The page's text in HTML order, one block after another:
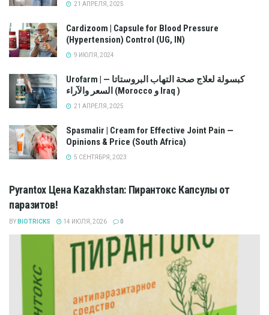
21 АПРЕЛЯ, 2025
Cardizoom | Capsule for Blood Pressure
(Hypertension) Control (UG, IN)
9 ИЮЛЯ, 2024
Urofarm | كبسولة لعلاج صحة التهاب البروستاتا —
السعر والآراء (Morocco و Iraq )
21 АПРЕЛЯ, 2025
Spasmalir | Cream for Effective Joint Pain —
Opinions & Price (South Africa)
5 СЕНТЯБРЯ, 2023
Pyrantox Цена Kazakhstan: Пирантокс Капсулы от
паразитов!
BY BIOTRICKS 14 ИЮЛЯ, 2026 0